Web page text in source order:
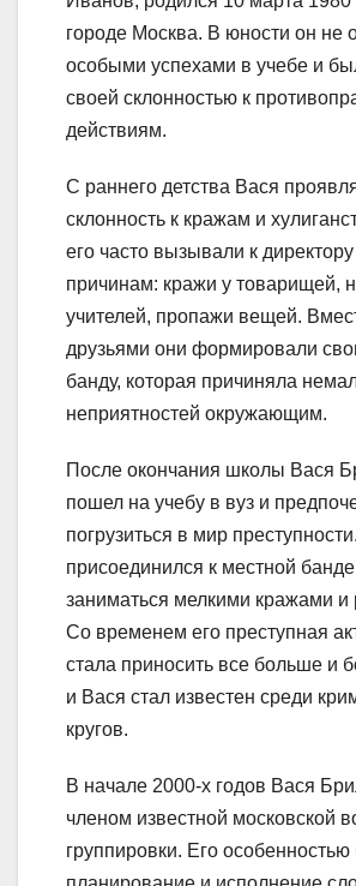
городе Москва. В юности он не
особыми успехами в учебе и
своей склонностью к
действиям.
С раннего детства Вася
склонность к кражам и
его часто вызывали к
причинам: кражи у товарищей,
учителей, пропажи вещей.
друзьями они формировали
банду, которая причиняла
неприятностей окружающим.
После окончания школы Вася
пошел на учебу в вуз и
погрузиться в мир
присоединился к местной
заниматься мелкими кражами и
Со временем его преступная
стала приносить все больше и
и Вася стал известен среди
кругов.
В начале 2000-х годов Вася
членом известной московской
группировки. Его